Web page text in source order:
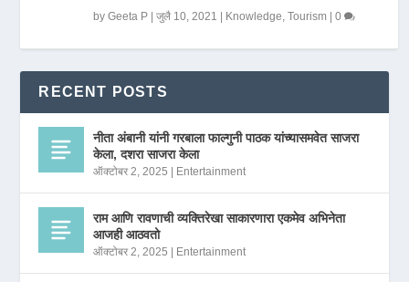
byGeeta P |जुलै 10, 2021 Knowledge,Tourism |0
RECENT POSTS
नीता अंबानी यांनी गरबाला फाल्गुनी पाठक यांच्यासमवेत साजरा
केला, दशरा साजरा केला
ऑक्टोबर 2, 2025 Entertainment
राम आणि रावणाची व्यक्तिरेखा साकारणारा एकमेव अभिनेता
आजही आठवतो
ऑक्टोबर 2, 2025 Entertainment